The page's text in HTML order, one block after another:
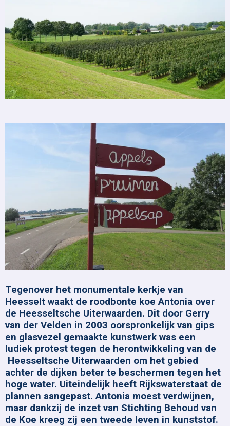
Tegenover het monumentale kerkje van
Heesselt waakt de roodbonte koe Antonia over
de Heesseltsche Uiterwaarden. Dit door Gerry
van der Velden in 2003 oorspronkelijk van gips
en glasvezel gemaakte kunstwerk was een
ludiek protest tegen de herontwikkeling van de
Heesseltsche Uiterwaarden om het gebied
achter de dijken beter te beschermen tegen het
hoge water. Uiteindelijk heeft Rijkswaterstaat de
plannen aangepast. Antonia moest verdwijnen,
maar dankzij de inzet van Stichting Behoud van
de Koe kreeg zij een tweede leven in kunststof.